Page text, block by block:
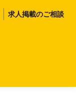
求人掲載のご相談